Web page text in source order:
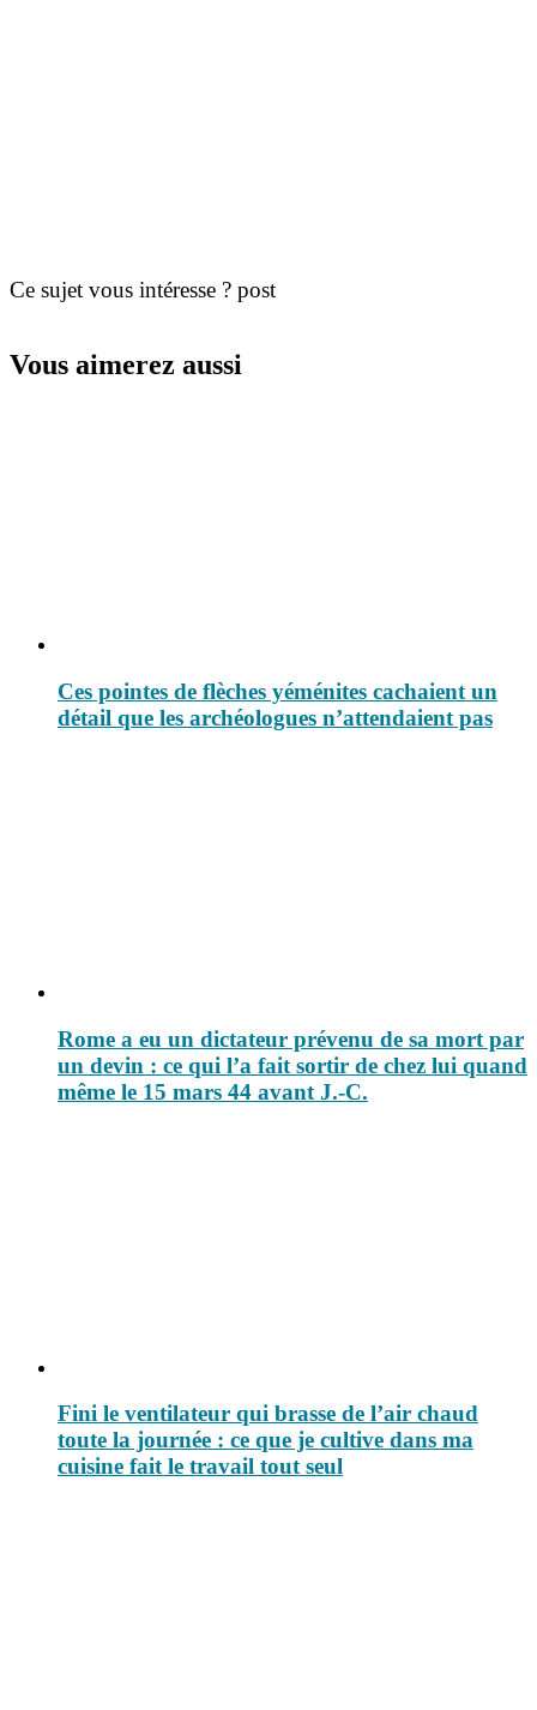
Ce sujet vous intéresse ? post
Vous aimerez aussi
Ces pointes de flèches yéménites cachaient un
détail que les archéologues n’attendaient pas
Rome a eu un dictateur prévenu de sa mort par
un devin : ce qui l’a fait sortir de chez lui quand
même le 15 mars 44 avant J.-C.
Fini le ventilateur qui brasse de l’air chaud
toute la journée : ce que je cultive dans ma
cuisine fait le travail tout seul